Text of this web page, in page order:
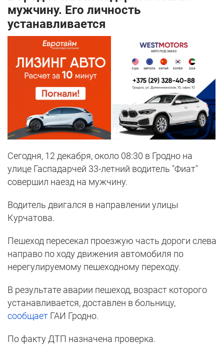
мужчину. Его личность
устанавливается
Сегодня, 12 декабря, около 08:30 в Гродно на
улице Гаспадарчей 33-летний водитель "Фиат"
совершил наезд на мужчину.
Водитель двигался в направлении улицы
Курчатова.
Пешеход пересекал проезжую часть дороги слева
направо по ходу движения автомобиля по
нерегулируемому пешеходному переходу.
В результате аварии пешеход, возраст которого
устанавливается, доставлен в больницу,
сообщает ГАИ Гродно.
По факту ДТП назначена проверка.